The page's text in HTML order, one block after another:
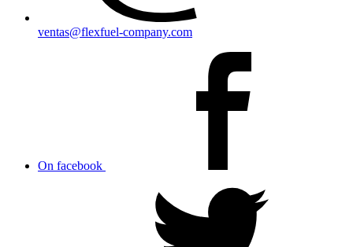
ventas@flexfuel-company.com
On facebook